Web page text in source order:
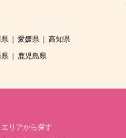
愛媛県
高知県
鹿児島県
エリアから探す